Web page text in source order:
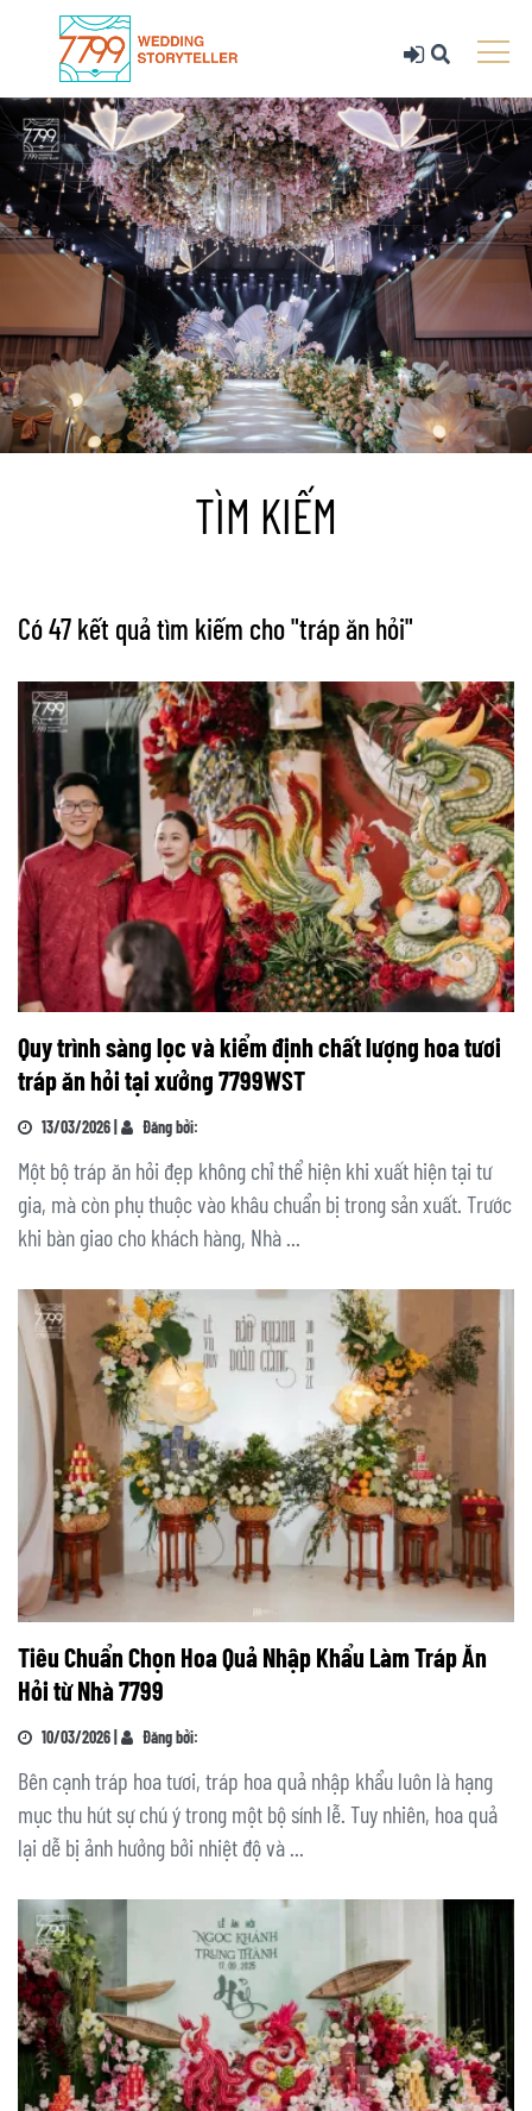
TÌM KIẾM
Có 47 kết quả tìm kiếm cho "tráp ăn hỏi"
Quy trình sàng lọc và kiểm định chất lượng hoa tươi
tráp ăn hỏi tại xưởng 7799WST
13/03/2026 | Đăng bởi:
Một bộ tráp ăn hỏi đẹp không chỉ thể hiện khi xuất hiện tại tư
gia, mà còn phụ thuộc vào khâu chuẩn bị trong sản xuất. Trước
khi bàn giao cho khách hàng, Nhà ...
Tiêu Chuẩn Chọn Hoa Quả Nhập Khẩu Làm Tráp Ăn
Hỏi từ Nhà 7799
10/03/2026 | Đăng bởi:
Bên cạnh tráp hoa tươi, tráp hoa quả nhập khẩu luôn là hạng
mục thu hút sự chú ý trong một bộ sính lễ. Tuy nhiên, hoa quả
lại dễ bị ảnh hưởng bởi nhiệt độ và ...